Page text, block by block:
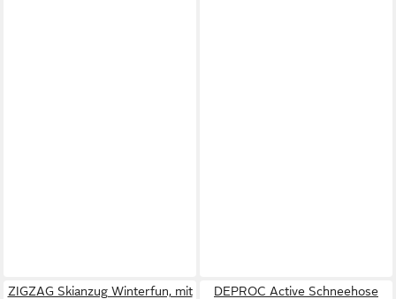
ZIGZAG Skianzug Winterfun, mit
DEPROC Active Schneehose